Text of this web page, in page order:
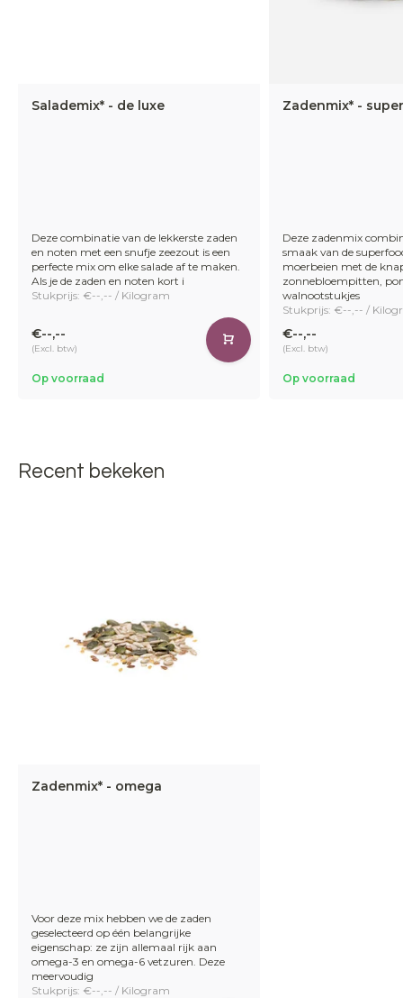
Salademix* - de luxe
Deze combinatie van de lekkerste zaden
en noten met een snufje zeezout is een
perfecte mix om elke salade af te maken.
Als je de zaden en noten kort i
Stukprijs: €--,-- / Kilogram
€--,--
(Excl. btw)
Op voorraad
Zadenmix* -
Deze zadenmix
smaak van de
moerbeien met de
zonnebloempitten,
walnootstukjes
Stukprijs: €--,-- /
€--,--
(Excl. btw)
Op voorraad
Recent bekeken
Zadenmix* - omega
Voor deze mix hebben we de zaden
geselecteerd op één belangrijke
eigenschap: ze zijn allemaal rijk aan
omega-3 en omega-6 vetzuren. Deze
meervoudig
Stukprijs: €--,-- / Kilogram